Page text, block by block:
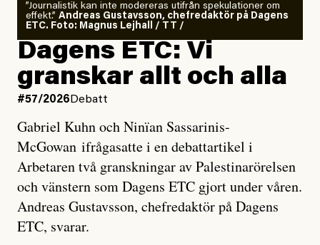
”Journalistik kan inte modereras utifrån spekulationer om
effekt.” Andreas Gustavsson, chefredaktör på Dagens
ETC. Foto: Magnus Lejhall / TT /
Dagens ETC: Vi
granskar allt och alla
#57/2026 Debatt
Gabriel Kuhn och Ninïan Sassarinis-
McGowan ifrågasatte i en debattartikel i
Arbetaren två granskningar av Palestinarörelsen
och vänstern som Dagens ETC gjort under våren.
Andreas Gustavsson, chefredaktör på Dagens
ETC, svarar.